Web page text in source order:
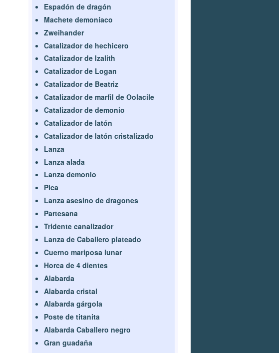
Espadón de dragón
Machete demoníaco
Zweihander
Catalizador de hechicero
Catalizador de Izalith
Catalizador de Logan
Catalizador de Beatriz
Catalizador de marfil de Oolacile
Catalizador de demonio
Catalizador de latón
Catalizador de latón cristalizado
Lanza
Lanza alada
Lanza demonio
Pica
Lanza asesino de dragones
Partesana
Tridente canalizador
Lanza de Caballero plateado
Cuerno mariposa lunar
Horca de 4 dientes
Alabarda
Alabarda cristal
Alabarda gárgola
Poste de titanita
Alabarda Caballero negro
Gran guadaña